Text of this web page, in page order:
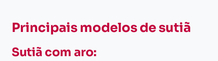
Principais modelos de sutiã
Sutiã com aro: